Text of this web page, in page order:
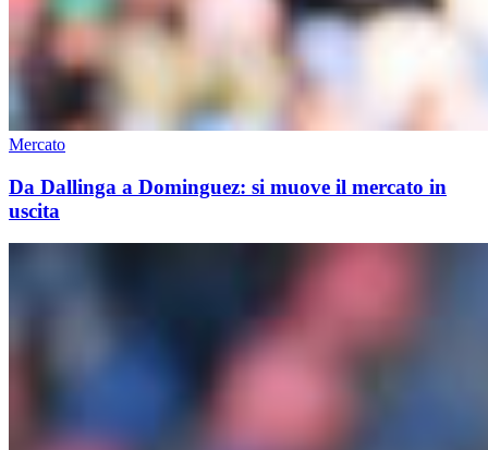
Mercato
Da Dallinga a Dominguez: si muove il mercato in
uscita